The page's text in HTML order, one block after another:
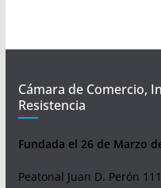
Cámara de Comercio,
Resistencia
Fundada el 26 de Marzo
Peatonal Juan D. Perón